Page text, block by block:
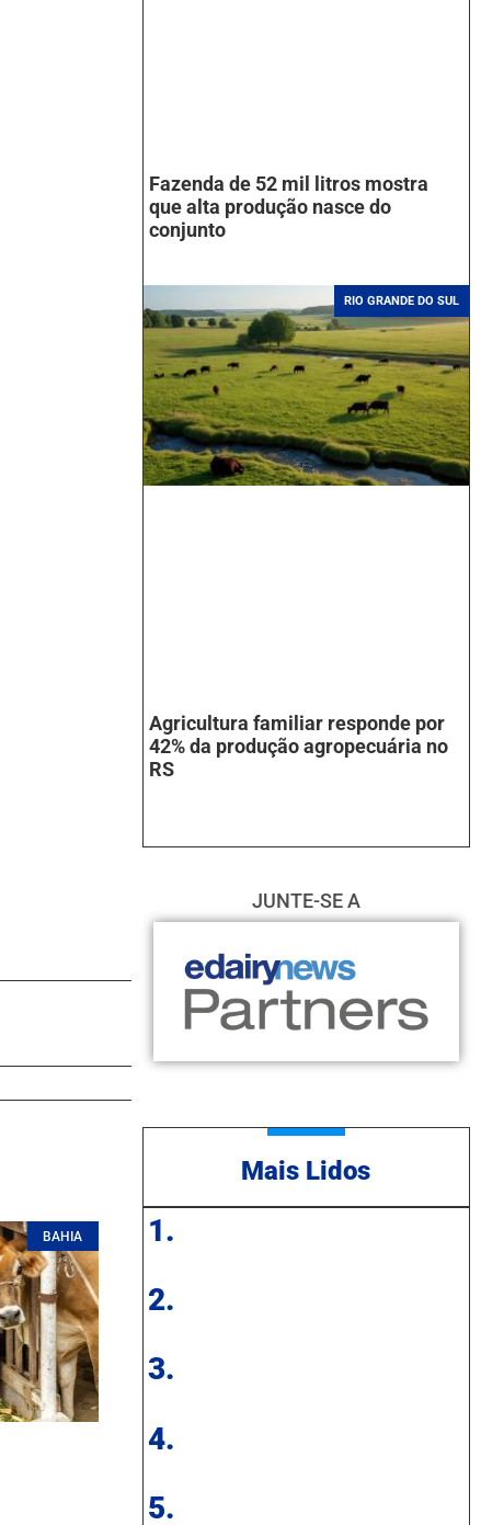
BAHIA
Fazenda de 52 mil litros mostra
que alta produção nasce do
conjunto
RIO GRANDE DO SUL
Agricultura familiar responde por
42% da produção agropecuária no
RS
JUNTE-SE A
Mais Lidos
1.
2.
3.
4.
5.